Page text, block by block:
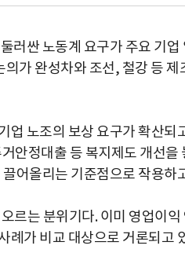
러싼 노동계 요구가 주요 기
가 완성차와 조선, 철강 등
업 노조의 보상 요구가 확산되
안정대출 등 복지제도 개선을
어올리는 기준점으로 작용하
르는 분위기다. 이미 영업이
례가 비교 대상으로 거론되고